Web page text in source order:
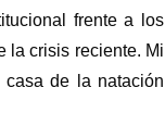
frente a los
la crisis reciente. Mi
de la natación